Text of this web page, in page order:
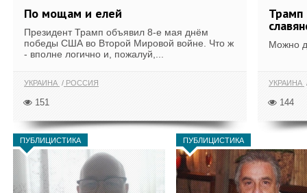
По мощам и елей
Президент Трамп объявил 8-е мая днём
победы США во Второй Мировой войне. Что ж
- вполне логично и, пожалуй,...
УКРАИНА РОССИЯ
151
Трамп
Можно
УКРАИНА
144
ПУБЛИЦИСТИКА ПУБЛИЦИСТИКА